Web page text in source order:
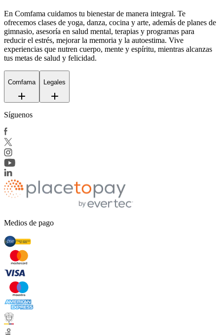
En Comfama cuidamos tu bienestar de manera integral. Te
ofrecemos clases de yoga, danza, cocina y arte, además de planes de
gimnasio, asesoría en salud mental, terapias y programas para
reducir el estrés, mejorar la memoria y la autoestima. Vive
experiencias que nutren cuerpo, mente y espíritu, mientras alcanzas
tus metas de salud y felicidad.
Comfama Legales
Síguenos
Medios de pago